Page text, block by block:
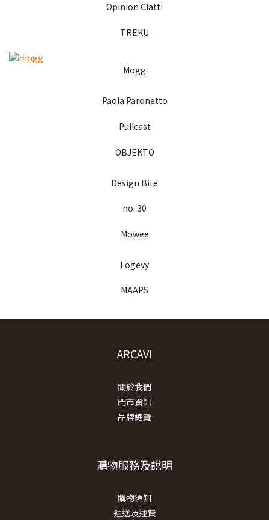
Opinion Ciatti
TREKU
Mogg
Paola Paronetto
Pullcast
OBJEKTO
Design Bite
no. 30
Mowee
Logevy
MAAPS
ARCAVI
關於我們
門市資訊
品牌總覽
購物服務及說明
購物須知
運送及運費